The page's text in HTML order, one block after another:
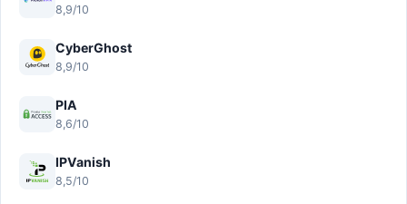
8,9/10
CyberGhost
8,9/10
PIA
8,6/10
IPVanish
8,5/10